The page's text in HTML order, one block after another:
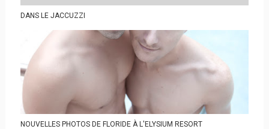
DANS LE JACCUZZI
NOUVELLES PHOTOS DE FLORIDE À L'ELYSIUM RESORT